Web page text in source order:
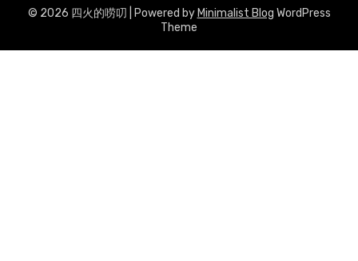
© 2026 四火的唠叨 | Powered by Minimalist Blog WordPress
Theme